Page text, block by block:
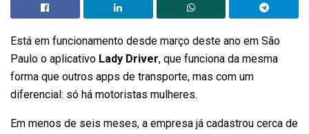
Está em funcionamento desde março deste ano em São
Paulo o aplicativo Lady Driver, que funciona da mesma
forma que outros apps de transporte, mas com um
diferencial: só há motoristas mulheres.
Em menos de seis meses, a empresa já cadastrou cerca de